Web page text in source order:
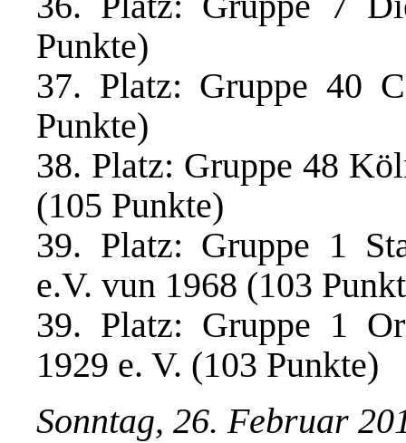
Punkte)
37. Platz: Gruppe 40
Punkte)
38. Platz: Gruppe 48
(105 Punkte)
39. Platz: Gruppe 1
e.V. vun 1968 (103
39. Platz: Gruppe 1
1929 e. V. (103 Punkte)
Sonntag, 26. Februar